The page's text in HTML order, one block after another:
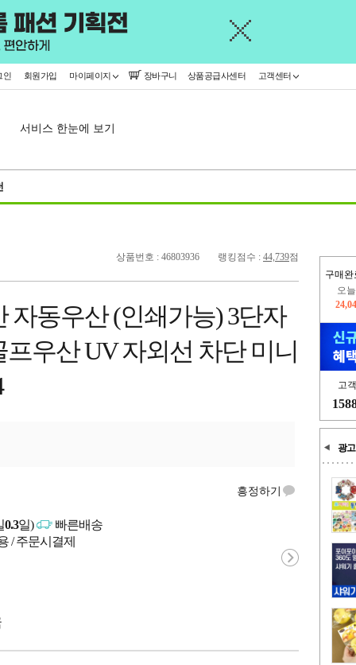
인 회원가입 마이페이지 장바구니 상품공급사센터 고객센터
서비스 한눈에 보기
구매완
오
고
광고
상품번호 : 46803936 랭킹점수 : 44,739점
자동우산 (인쇄가능) 3단자
우산 UV 자외선 차단 미니
흥정하기
0.3일)
빠른배송
/ 주문시결제